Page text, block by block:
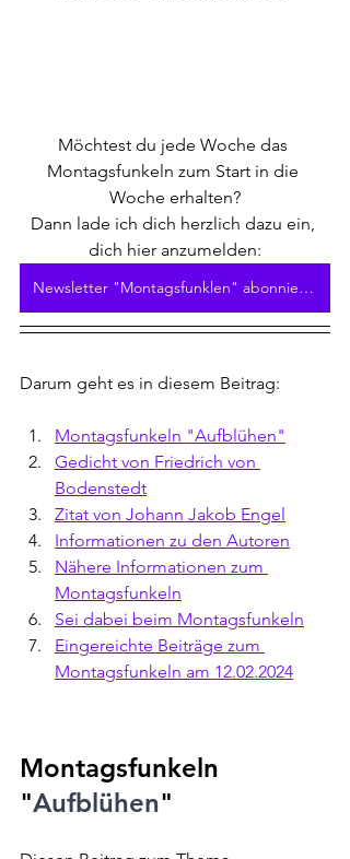
Möchtest du jede Woche das
Montagsfunkeln zum Start in die
Woche erhalten?
Dann lade ich dich herzlich dazu ein,
dich hier anzumelden:
Newsletter "Montagsfunklen" abonnieren
Darum geht es in diesem Beitrag:
Montagsfunkeln "Aufblühen"
Gedicht von Friedrich von
Bodenstedt
Zitat von Johann Jakob Engel
Informationen zu den Autoren
Nähere Informationen zum
Montagsfunkeln
Sei dabei beim Montagsfunkeln
Eingereichte Beiträge zum
Montagsfunkeln am 12.02.2024
Montagsfunkeln
"Aufblühen"